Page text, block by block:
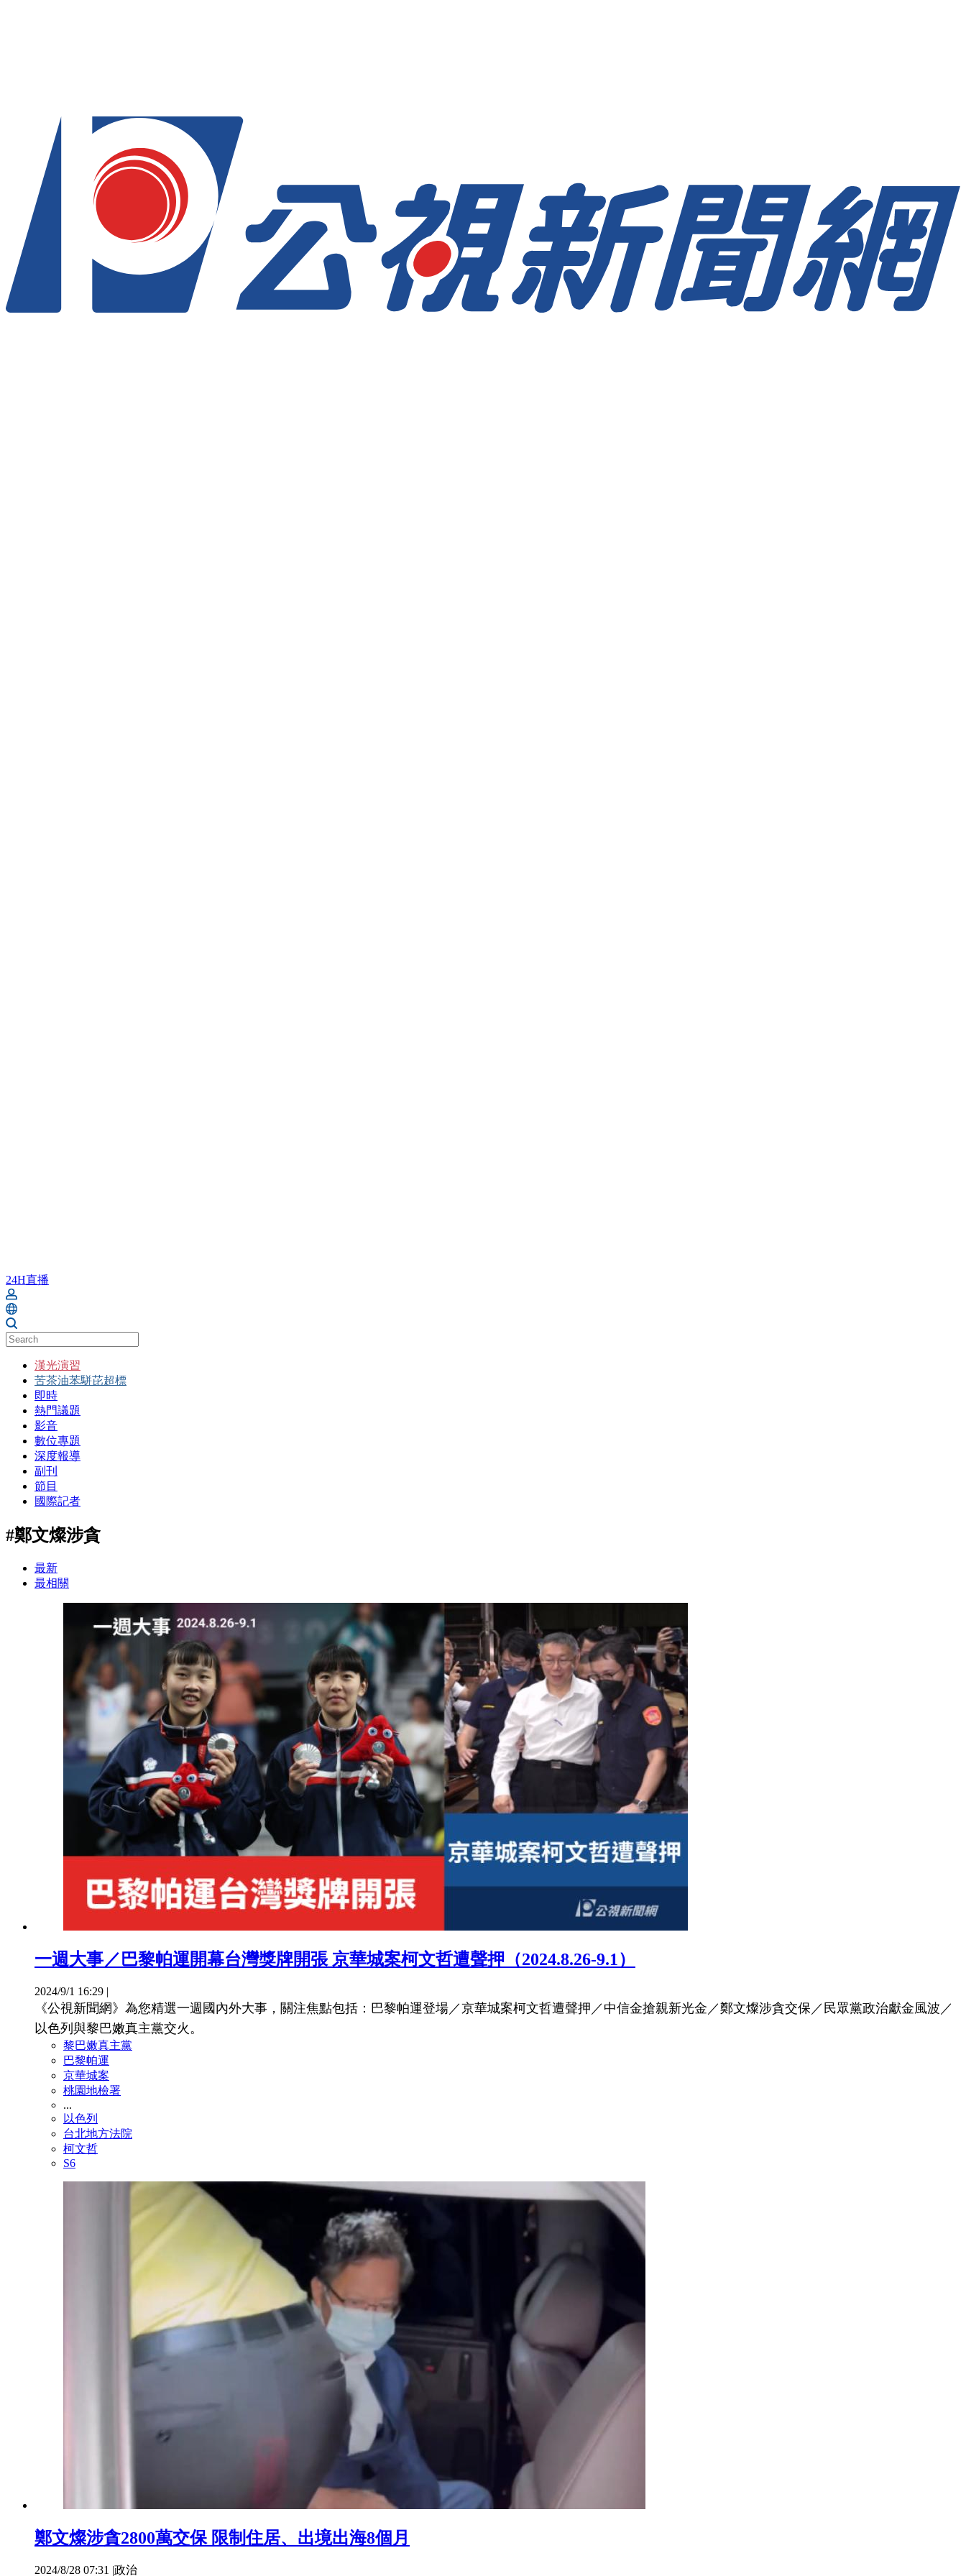
24H直播
漢光演習
苦茶油苯駢芘超標
即時
熱門議題
影音
數位專題
深度報導
副刊
節目
國際記者
#鄭文燦涉貪
最新
最相關
一週大事／巴黎帕運開幕台灣獎牌開張 京華城案柯文哲遭聲押（2024.8.26-9.1）
2024/9/1 16:29 |
《公視新聞網》為您精選一週國內外大事，關注焦點包括：巴黎帕運登場／京華城案柯文哲遭聲押／中信金搶親新光金／鄭文燦涉貪交保／民眾黨政治獻金風波／
以色列與黎巴嫩真主黨交火。
黎巴嫩真主黨
巴黎帕運
京華城案
桃園地檢署
...
以色列
台北地方法院
柯文哲
S6
鄭文燦涉貪2800萬交保 限制住居、出境出海8個月
2024/8/28 07:31 |政治